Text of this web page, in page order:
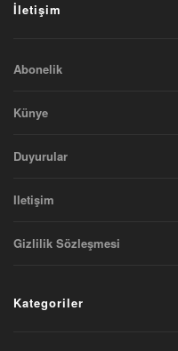
İletişim
Abonelik
Künye
Duyurular
Iletişim
Gizlilik Sözleşmesi
Kategoriler